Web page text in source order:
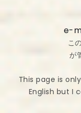
e-
こ
が
This page is
English but I